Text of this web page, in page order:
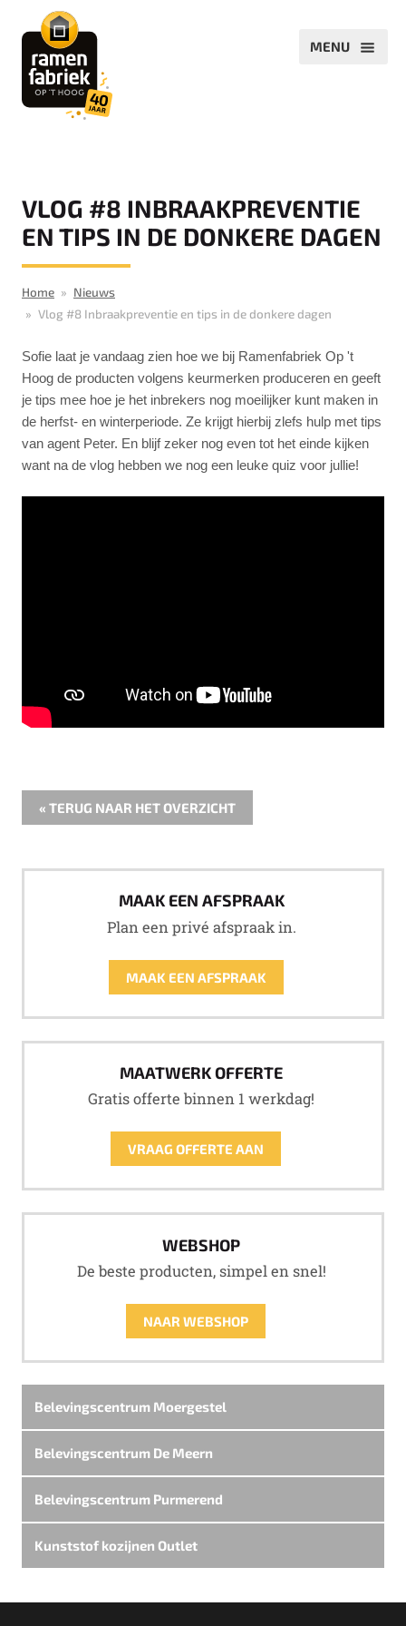
VLOG #8 INBRAAKPREVENTIE
EN TIPS IN DE DONKERE DAGEN
Home
Nieuws
Vlog #8 Inbraakpreventie en tips in de donkere dagen
Sofie laat je vandaag zien hoe we bij Ramenfabriek Op 't
Hoog de producten volgens keurmerken produceren en geeft
je tips mee hoe je het inbrekers nog moeilijker kunt maken in
de herfst- en winterperiode. Ze krijgt hierbij zlefs hulp met tips
van agent Peter. En blijf zeker nog even tot het einde kijken
want na de vlog hebben we nog een leuke quiz voor jullie!
« TERUG NAAR HET OVERZICHT
MAAK EEN AFSPRAAK
Plan een privé afspraak in.
MAAK EEN AFSPRAAK
MAATWERK OFFERTE
Gratis offerte binnen 1 werkdag!
VRAAG OFFERTE AAN
WEBSHOP
De beste producten, simpel en snel!
NAAR WEBSHOP
Belevingscentrum Moergestel
Belevingscentrum De Meern
Belevingscentrum Purmerend
Kunststof kozijnen Outlet